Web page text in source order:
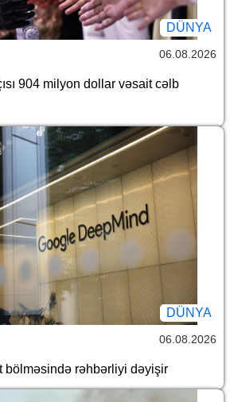
DÜNYA
06.08.2026
904 milyon dollar vəsait cəlb
DÜNYA
06.08.2026
bölməsində rəhbərliyi dəyişir